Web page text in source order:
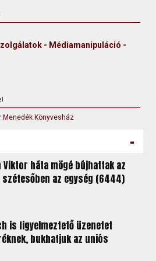
- Médiamanipuláció -
Menedék Könyvesház
-
Viktor háta mögé bújhattak az
az egység (6444)
is figyelmeztető üzenetet
bukhatjuk az uniós